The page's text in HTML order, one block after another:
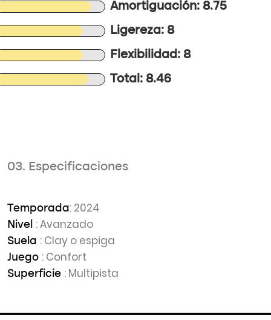
Amortiguación: 8.75
Ligereza: 8
Flexibilidad: 8
Total: 8.46
03. Especificaciones
Temporada: 2024
Nivel : Avanzado
Suela : Clay o espiga
Juego : Confort
Superficie : Multipista